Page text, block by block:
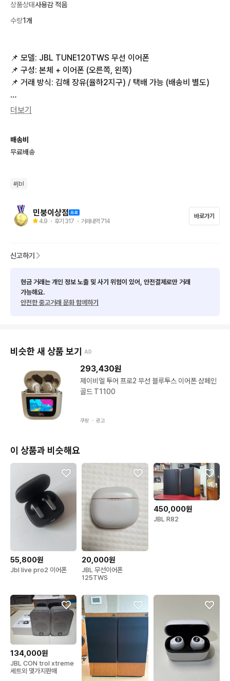
상품상태사용감 적음
수량1개
📌 모델: JBL TUNE120TWS 무선 이어폰
📌 구성: 본체 + 이어폰 (오른쪽, 왼쪽)
📌 거래 방식: 김해 장유(율하2지구) / 택배 가능 (배송비 별도)
🔎 이어폰은 중고 상품이지만 내/외부 깔끔하게 닦아놓아서 생활
🔎 충전은 5핀 가능합니다.
💬 궁금한 점 있으시면 언제든지 문의주세요 💬
더보기
배송비
무료배송
#jbl
민붕이상점
4.9 ・ 후기 317 ・ 거래내역 714
바로가기
신고하기
현금 거래는 개인 정보 노출 및 사기 위험이 있어, 안전결제로만 거래
가능해요.
안전한 중고거래 문화 함께하기
비슷한 새 상품 보기 AD
293,430원
제이비엘 투어 프로2 무선 블루투스 이어폰 샴페인
골드 T1100
쿠팡 ・ 광고
이 상품과 비슷해요
55,800원
Jbl live pro2 이어폰
20,000원
JBL 무선이어폰
125TWS
450,000원
JBL R82
134,000원
JBL CON trol xtreme
세트외 몇가지판매